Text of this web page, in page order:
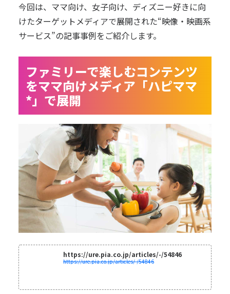
今回は、ママ向け、女子向け、ディズニー好きに向
けたターゲットメディアで展開された“映像・映画系
サービス”の記事事例をご紹介します。
ファミリーで楽しむコンテンツ
をママ向けメディア「ハピママ
*」で展開
https://ure.pia.co.jp/articles/-/54846
https://ure.pia.co.jp/articles/-/54846